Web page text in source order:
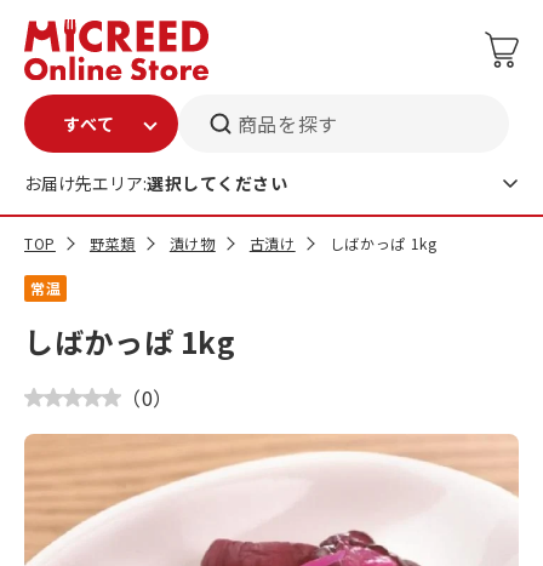
商品を探す
お届け先エリア:選択してください
TOP 野菜類 漬け物 古漬け しばかっぱ 1kg
常温
しばかっぱ 1kg
（0）